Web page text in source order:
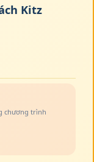
Kitz
chương trình